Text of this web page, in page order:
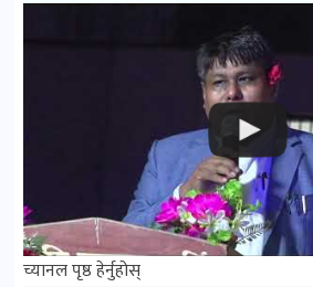
च्यानल पृष्ठ हेर्नुहोस्